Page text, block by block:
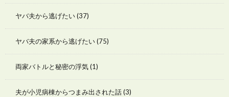
ヤバ夫から逃げたい(37)
ヤバ夫の家系から逃げたい(75)
両家バトルと秘密の浮気(1)
夫が小児病棟からつまみ出された話(3)